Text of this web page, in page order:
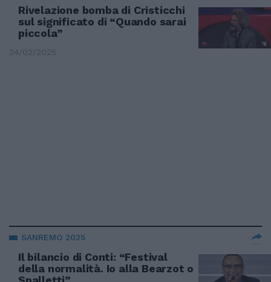
Rivelazione bomba di Cristicchi
sul significato di “Quando sarai
piccola”
24/02/2025
SANREMO 2025
Il bilancio di Conti: “Festival
della normalità. Io alla Bearzot o